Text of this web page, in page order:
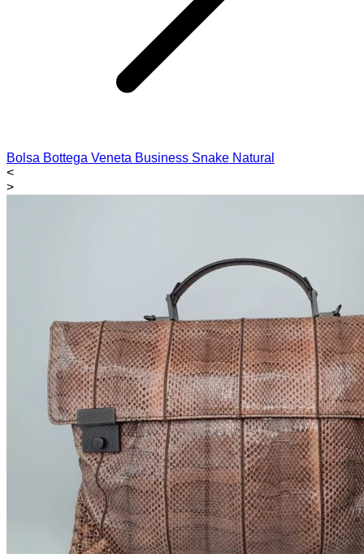
Bolsa Bottega Veneta Business Snake Natural
<
>